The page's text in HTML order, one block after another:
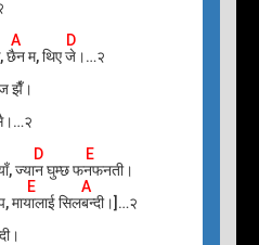
D
छैन म, थिए जे।…२
झैँ।
D E
ज्यान घुम्छ फनफनती।
E A
मायालाई सिलबन्दी।]…२